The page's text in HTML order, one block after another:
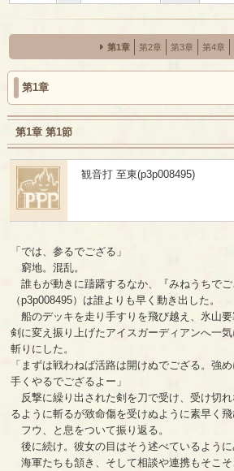
第1章 第2章 第3章 第4章
第1章
第1章 第1節
観音打 至東(p3p008495)
「では、参るでござる」
窮地。混乱。
誰もが動きに躊躇するなか、『みねうちで
（p3p008495）は誰よりも早く動き出した。
船のデッキを走り手すりを飛び越え、氷山
剣に変え振り上げたアイスガーディアンへ一
斬りにした。
「まずは戦わねば活路は開けぬでござる。強
手くやるでござるよー」
反撃に繰り出された剣を刀で受け、受け切
るように斬るが致命傷を受けぬように素早く飛
フウ、と息をついて振り返る。
後に続け。彼女の目はそう述べているように
海軍たちも頷き、そして相談や連携もそこ